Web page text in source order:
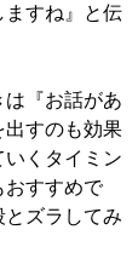
ますね』と伝
『お話があ
出すのも効果
くタイミン
おすすめで
ズラしてみ